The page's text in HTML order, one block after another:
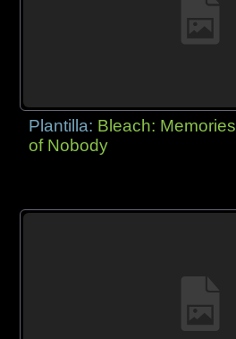
Plantilla: Bleach: Memories
of Nobody